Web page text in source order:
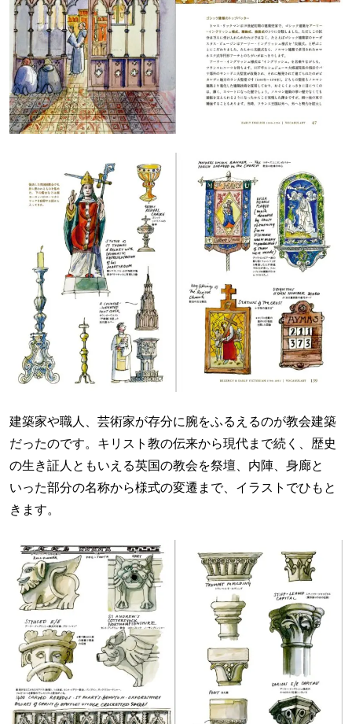
建築家や職人、芸術家が存分に腕をふるえるのが教会建築
だったのです。キリスト教の伝来から現代まで続く、歴史
の生き証人ともいえる英国の教会を祭壇、内陣、身廊と
いった部分の名称から様式の変遷まで、イラストでひもと
きます。